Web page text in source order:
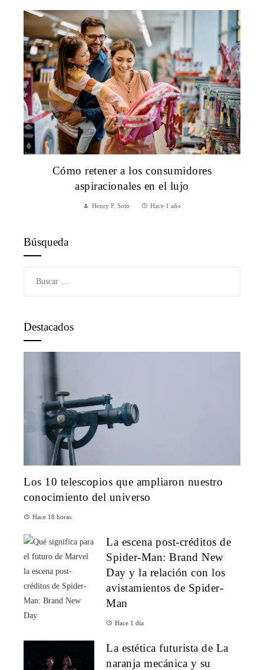
Cómo retener a los consumidores
aspiracionales en el lujo
Henry F. Soto Hace 1 año
Búsqueda
Destacados
Los 10 telescopios que ampliaron nuestro
conocimiento del universo
Hace 18 horas
La escena post-créditos de
Spider-Man: Brand New
Day y la relación con los
avistamientos de Spider-
Man
Hace 1 día
La estética futurista de La
naranja mecánica y su